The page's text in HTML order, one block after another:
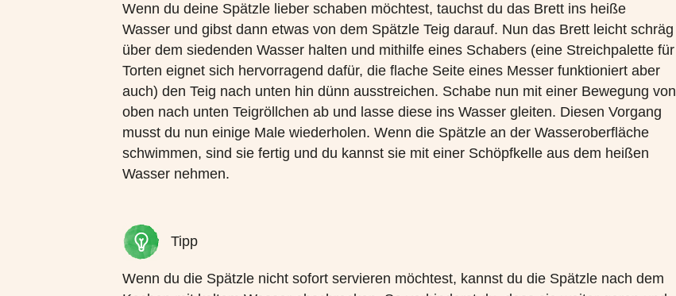
Wenn du deine Spätzle lieber schaben möchtest, tauchst du das Brett ins heiße
Wasser und gibst dann etwas von dem Spätzle Teig darauf. Nun das Brett leicht schräg
über dem siedenden Wasser halten und mithilfe eines Schabers (eine Streichpalette für
Torten eignet sich hervorragend dafür, die flache Seite eines Messer funktioniert aber
auch) den Teig nach unten hin dünn ausstreichen. Schabe nun mit einer Bewegung von
oben nach unten Teigröllchen ab und lasse diese ins Wasser gleiten. Diesen Vorgang
musst du nun einige Male wiederholen. Wenn die Spätzle an der Wasseroberfläche
schwimmen, sind sie fertig und du kannst sie mit einer Schöpfkelle aus dem heißen
Wasser nehmen.
Tipp
Wenn du die Spätzle nicht sofort servieren möchtest, kannst du die Spätzle nach dem